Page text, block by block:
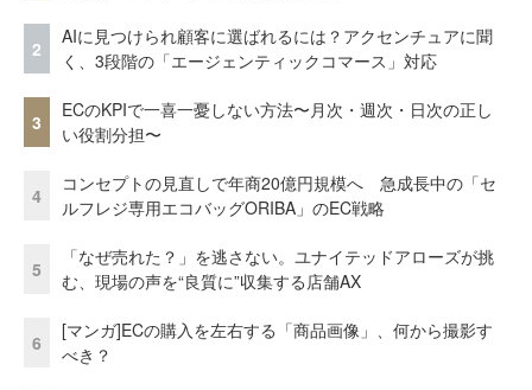
2
AIに見つけられ顧客に選ばれるには？アクセンチュアに聞
く、3段階の「エージェンティックコマース」対応
3
ECのKPIで一喜一憂しない方法〜月次・週次・日次の正し
い役割分担〜
4
コンセプトの見直しで年商20億円規模へ 急成長中の「セ
ルフレジ専用エコバッグORIBA」のEC戦略
5
「なぜ売れた？」を逃さない。ユナイテッドアローズが挑
む、現場の声を“良質に”収集する店舗AX
6
[マンガ]ECの購入を左右する「商品画像」、何から撮影す
べき？